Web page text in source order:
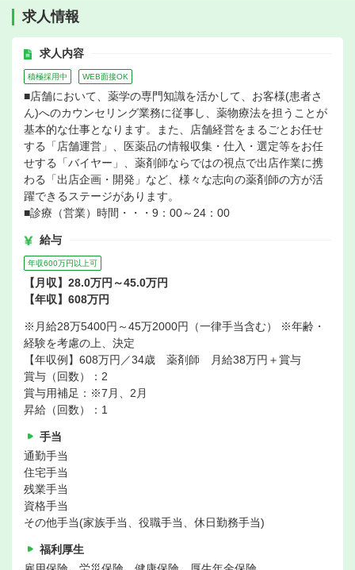
求人情報
求人内容
積極採用中 WEB面接OK
■店舗において、薬学の専門知識を活かして、お客様(患者さ
ん)へのカウンセリング業務に従事し、薬物療法を担うことが
基本的な仕事となります。また、店舗経営をまるごとお任せ
する「店舗運営」、医薬品の情報収集・仕入・選定等をお任
せする「バイヤー」、薬剤師ならではの視点で出店作業に携
わる「出店企画・開発」など、様々な志向の薬剤師の方が活
躍できるステージがあります。
■診療（営業）時間・・・9：00～24：00
給与
年収600万円以上可
【月収】28.0万円～45.0万円
【年収】608万円
※月給28万5400円～45万2000円（一律手当含む） ※年齢・
経験を考慮の上、決定
【年収例】608万円／34歳 薬剤師 月給38万円＋賞与
賞与（回数）：2
賞与用補足：※7月、2月
昇給（回数）：1
手当
通勤手当
住宅手当
残業手当
資格手当
その他手当(家族手当、役職手当、休日勤務手当)
福利厚生